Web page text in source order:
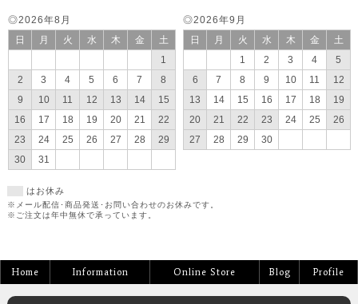
◎2026年9月
日
月 火 水 木 金
土
1
2 3 4
5
6
7 8 9 10 11
12
13
14 15 16 17 18
19
20
21 22 23 24 25
26
27
28 29 30
◎2026年8月
日
月 火 水 木 金
土
1
2
3 4 5 6 7
8
9
10 11 12 13 14
15
16
17 18 19 20 21
22
23
24 25 26 27 28
29
30
31
はお休み
※メール配信･商品発送･お問い合わせのお休みです。
※ご注文は年中無休で承っています。
Home Information Online Store Blog Profile